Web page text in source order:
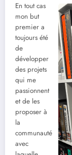
En tout cas
mon but
premier a
toujours été
de
développer
des projets
qui me
passionnent
et de les
proposer à
la
communauté
avec